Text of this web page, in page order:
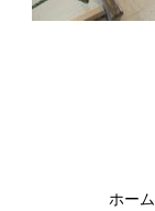
ホーム